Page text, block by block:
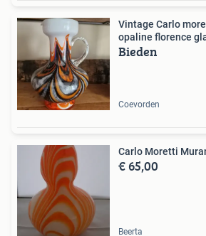
Vintage Carlo
opaline florence
Bieden
Coevorden
Carlo Moretti
€ 65,00
Beerta